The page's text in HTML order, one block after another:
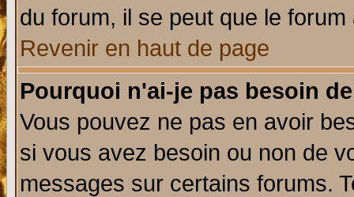
du forum, il se peut que le
Revenir en haut de page
Pourquoi n'ai-je pas besoin
Vous pouvez ne pas en avoir
si vous avez besoin ou non de
messages sur certains forums.